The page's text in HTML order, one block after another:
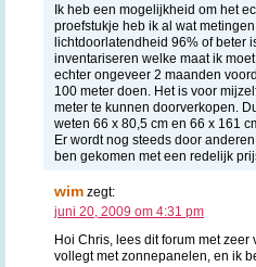
Ik heb een mogelijkheid om het
proefstukje heb ik al wat
lichtdoorlatendheid 96% of beter
inventariseren welke maat ik
echter ongeveer 2 maanden
100 meter doen. Het is voor
meter te kunnen doorverkopen.
weten 66 x 80,5 cm en 66 x 161
Er wordt nog steeds door
ben gekomen met een redelijk
wim zegt:
juni 20, 2009 om 4:31 pm
Hoi Chris, lees dit forum met
vollegt met zonnepanelen, en ik